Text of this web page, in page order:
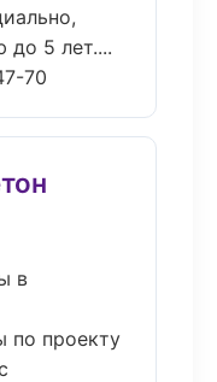
до 5 лет....
70
в
по проекту